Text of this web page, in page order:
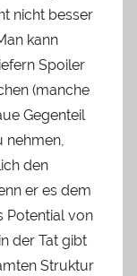
nicht besser
kann
Spoiler
(manche
Gegenteil
nehmen,
den
er es dem
Potential von
der Tat gibt
Struktur